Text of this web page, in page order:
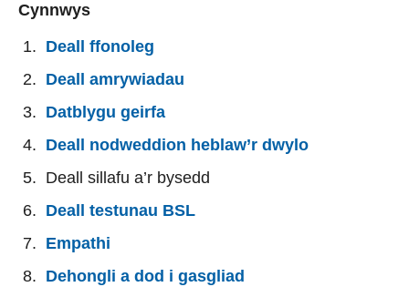
Cynnwys
Deall ffonoleg
Deall amrywiadau
Datblygu geirfa
Deall nodweddion heblaw’r dwylo
Deall sillafu a’r bysedd
Deall testunau BSL
Empathi
Dehongli a dod i gasgliad